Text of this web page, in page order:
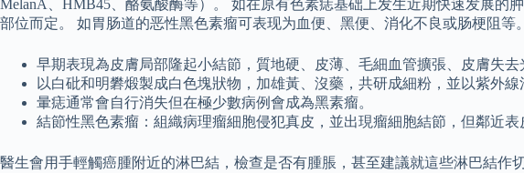
MelanA、HMB45、酪氨酸酶等）。 如在原有色素痣基础上发生近期快速发展
部位而定。 如胃肠道的恶性黑色素瘤可表现为血便、黑便、消化不良或肠梗阻等。
早期表現為皮膚局部隆起小結節，質地硬、皮薄、毛細血管擴張、皮膚失去
以白砒和明礬煅製成白色塊狀物，加雄黃、沒藥，共研成細粉，並以紫外線
暈痣通常會自行消失但在極少數病例會成為黑素瘤。
結節性黑色素瘤：組織病理瘤細胞侵犯真皮，並出現瘤細胞結節，但鄰近
醫生會用手輕觸癌腫附近的淋巴結，檢查是否有腫脹，甚至建議就這些淋巴結